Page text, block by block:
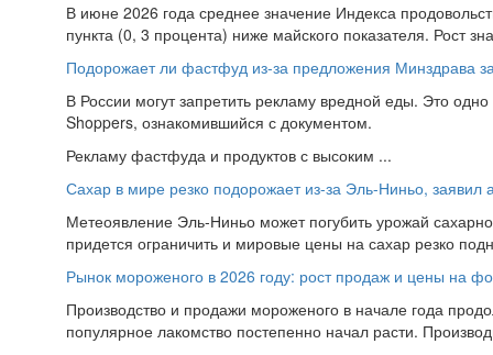
В июне 2026 года среднее значение Индекса
пункта (0, 3 процента) ниже майского показателя. Рост
Подорожает ли фастфуд из-за предложения Минздрава
В России могут запретить рекламу вредной еды. Это
Shoppers, ознакомившийся с документом.
Рекламу фастфуда и продуктов с высоким ...
Сахар в мире резко подорожает из-за Эль-Ниньо, заявил
Метеоявление Эль-Ниньо может погубить урожай
придется ограничить и мировые цены на сахар резко
Рынок мороженого в 2026 году: рост продаж и цены на
Производство и продажи мороженого в начале года
популярное лакомство постепенно начал расти.